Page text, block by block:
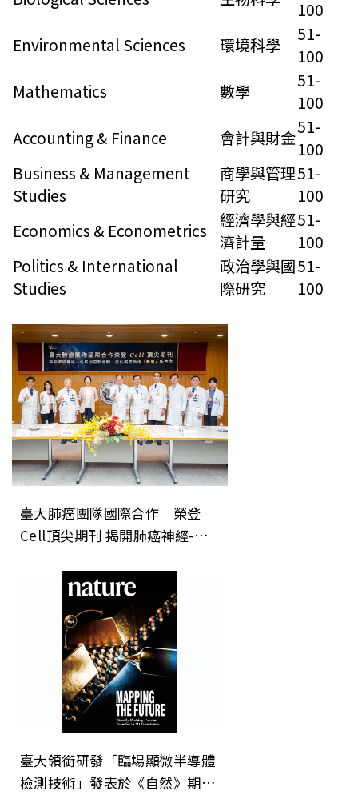
100
Environmental Sciences
環境科學
51-
100
Mathematics
數學
51-
100
Accounting & Finance
會計與財金51-
100
Business & Management
Studies
商學與管理
研究
51-
100
Economics & Econometrics
經濟學與經
濟計量
51-
100
Politics & International
Studies
政治學與國
際研究
51-
100
臺大肺癌團隊國際合作 榮登
Cell頂尖期刊 揭開肺癌神經-免
電」新方向
臺大領銜研發「臨場顯微半導體
檢測技術」發表於《自然》期